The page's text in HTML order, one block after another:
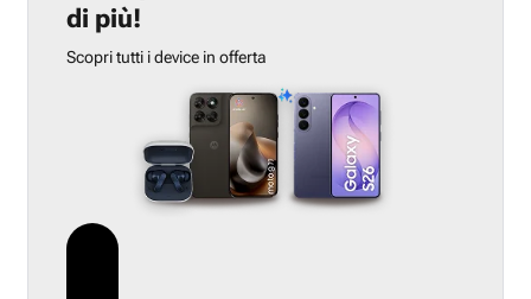
di più!
Scopri tutti i device in offerta